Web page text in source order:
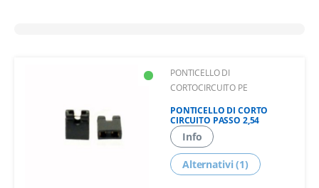
PONTICELLO DI
CORTOCIRCUITO PE
PONTICELLO DI CORTO
CIRCUITO PASSO 2,54
Info
Alternativi (1)